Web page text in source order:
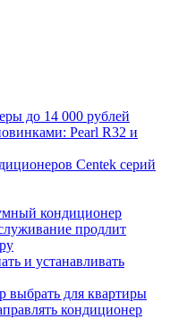
до 14 000 рублей
Pearl R32 и
Centek серий
кондиционер
продлит
и устанавливать
выбрать для квартиры
кондиционер